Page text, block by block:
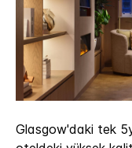
Glasgow'daki tek